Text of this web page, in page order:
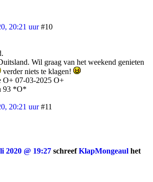
20:21 uur #10
Wil graag van het weekend genieten
verder niets te klagen!
O+ 07-03-2025 O+
93 *O*
20:21 uur #11
2020 @ 19:27 schreefKlapMongeaul het